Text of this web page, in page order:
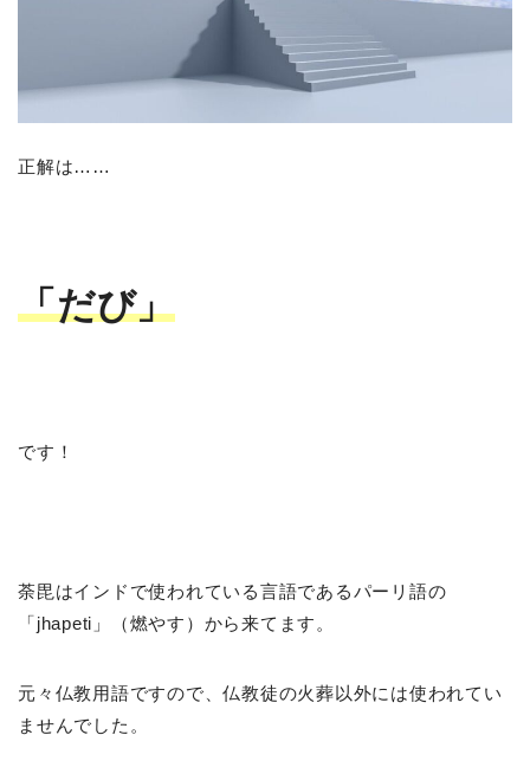
正解は……
「だび」
です！
荼毘はインドで使われている言語であるパーリ語の
「jhapeti」（燃やす）から来てます。
元々仏教用語ですので、仏教徒の火葬以外には使われてい
ませんでした。